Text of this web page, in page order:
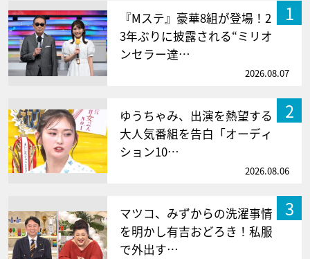
1
『Mステ』豪華8組が登場！2
3年ぶりに披露される“ミリオ
ンセラー達…
2026.08.07
2
ゆうちゃみ、出演を熱望する
大人気番組を告白「オーディ
ション10…
2026.08.06
3
マツコ、みずからの洗濯事情
を明かし有吉おどろき！私服
で外出す…